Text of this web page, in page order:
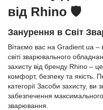
від Rhino 🛡️
Занурення в Світ
Вітаємо вас на Gradient.ua –
світі зварювального
захисту від бренду Rhino – це
комфорт, безпеку та якість.
категорії Засоби захисту,
забезпечення
зварювання.